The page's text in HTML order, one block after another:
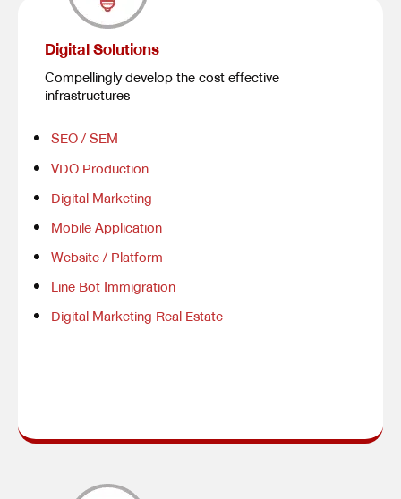
Digital Solutions
Compellingly develop the cost effective
infrastructures
SEO / SEM
VDO Production
Digital Marketing
Mobile Application
Website / Platform
Line Bot Immigration
Digital Marketing Real Estate